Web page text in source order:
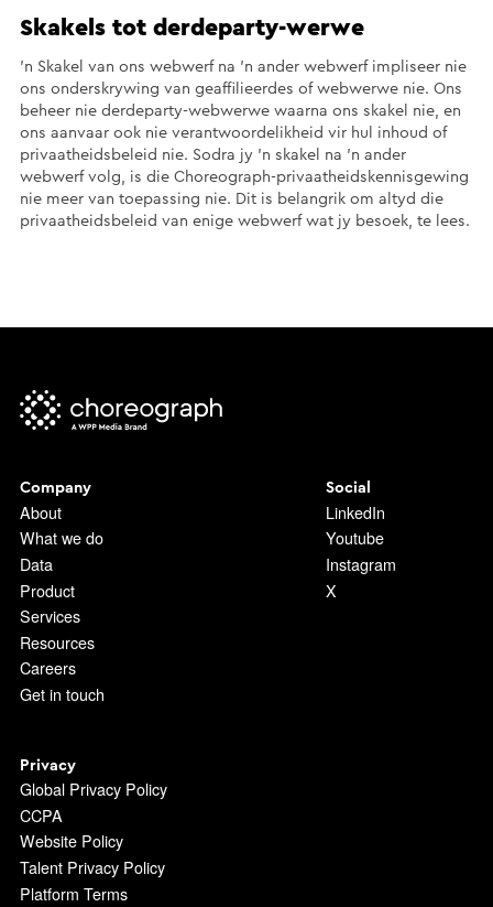
Skakels tot derdeparty-werwe
’n Skakel van ons webwerf na ’n ander webwerf impliseer nie
ons onderskrywing van geaffilieerdes of webwerwe nie. Ons
beheer nie derdeparty-webwerwe waarna ons skakel nie, en
ons aanvaar ook nie verantwoordelikheid vir hul inhoud of
privaatheidsbeleid nie. Sodra jy ’n skakel na ’n ander
webwerf volg, is die Choreograph-privaatheidskennisgewing
nie meer van toepassing nie. Dit is belangrik om altyd die
privaatheidsbeleid van enige webwerf wat jy besoek, te lees.
Company
About
What we do
Data
Product
Services
Resources
Careers
Get in touch
Social
LinkedIn
Youtube
Instagram
X
Privacy
Global Privacy Policy
CCPA
Website Policy
Talent Privacy Policy
Platform Terms